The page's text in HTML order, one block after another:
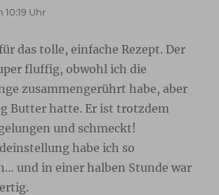
10:19 Uhr
das tolle, einfache Rezept. Der
fluffig, obwohl ich die
zusammengerührt habe, aber
Butter hatte. Er ist trotzdem
und schmeckt!
habe ich so
und in einer halben Stunde war